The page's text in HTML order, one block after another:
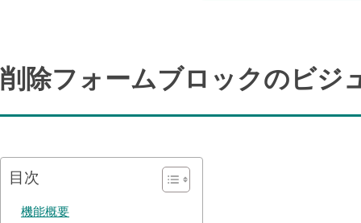
削除フォームブロックのビジ
目次
機能概要